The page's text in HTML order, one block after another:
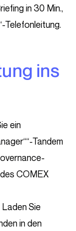
in 30 Min.,
Telefonleitung.
ein
Tandem
COMEX
Sie
in den